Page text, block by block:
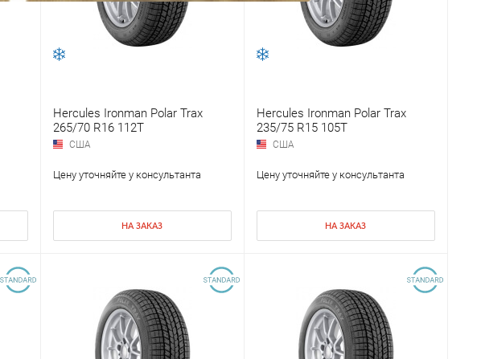
Hercules Ironman Polar Trax
265/70 R16 112T
США
Цену уточняйте у консультанта
НА ЗАКАЗ
Hercules Ironman Polar Trax
235/75 R15 105T
США
Цену уточняйте у консультанта
НА ЗАКАЗ